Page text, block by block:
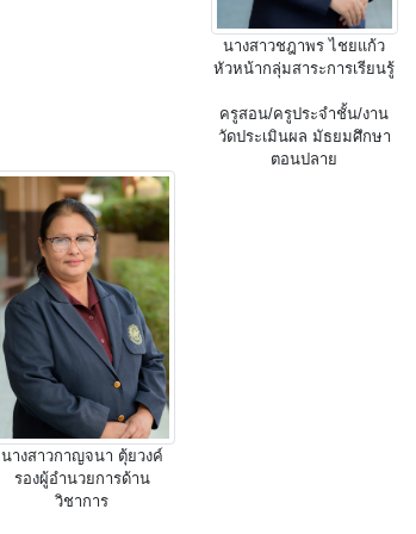
นางสาวชฎาพร ไชยแก้ว
หัวหน้ากลุ่มสาระการเรียนรู้
ครูสอน/ครูประจำชั้น/งาน
วัดประเมินผล มัธยมศึกษา
ตอนปลาย
นางสาวกาญจนา ตุ้ยวงค์
รองผู้อำนวยการด้าน
วิชาการ